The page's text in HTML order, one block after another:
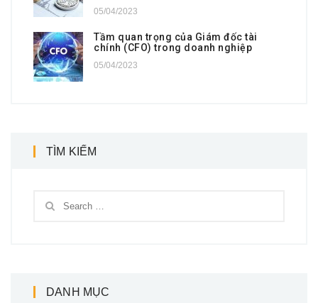
05/04/2023
Tầm quan trọng của Giám đốc tài
chính (CFO) trong doanh nghiệp
05/04/2023
TÌM KIẾM
DANH MỤC